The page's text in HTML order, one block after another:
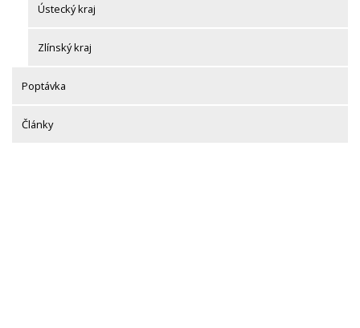
Ústecký kraj
Zlínský kraj
Poptávka
Články